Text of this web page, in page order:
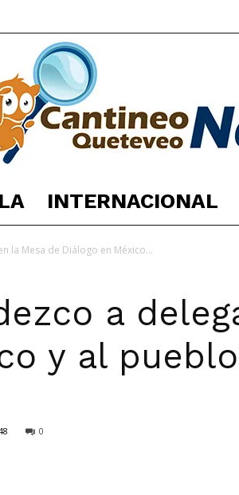
España
INTERNACIONAL
la Mesa de Diálogo en México...
a
y al
0